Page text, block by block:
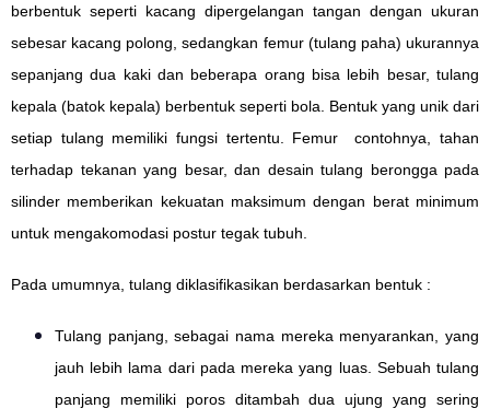
berbentuk seperti kacang dipergelangan tangan dengan ukuran
sebesar kacang polong, sedangkan femur (tulang paha) ukurannya
sepanjang dua kaki dan beberapa orang bisa lebih besar, tulang
kepala (batok kepala) berbentuk seperti bola. Bentuk yang unik dari
setiap tulang memiliki fungsi tertentu. Femur contohnya, tahan
terhadap tekanan yang besar, dan desain tulang berongga pada
silinder memberikan kekuatan maksimum dengan berat minimum
untuk mengakomodasi postur tegak tubuh.
Pada umumnya, tulang diklasifikasikan berdasarkan bentuk :
Tulang panjang, sebagai nama mereka menyarankan, yang
jauh lebih lama dari pada mereka yang luas. Sebuah tulang
panjang memiliki poros ditambah dua ujung yang sering